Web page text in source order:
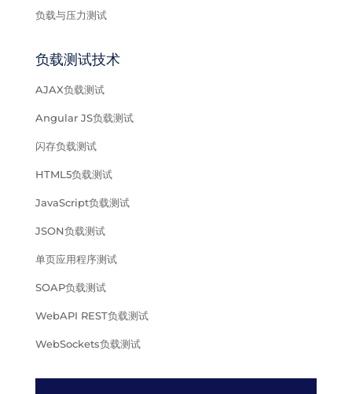
负载与压力测试
负载测试技术
AJAX负载测试
Angular JS负载测试
闪存负载测试
HTML5负载测试
JavaScript负载测试
JSON负载测试
单页应用程序测试
SOAP负载测试
WebAPI REST负载测试
WebSockets负载测试